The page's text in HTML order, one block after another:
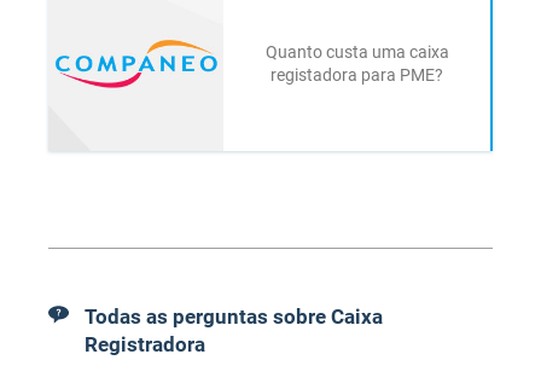
Quanto custa uma caixa
registadora para PME?
Todas as perguntas sobre Caixa
Registradora